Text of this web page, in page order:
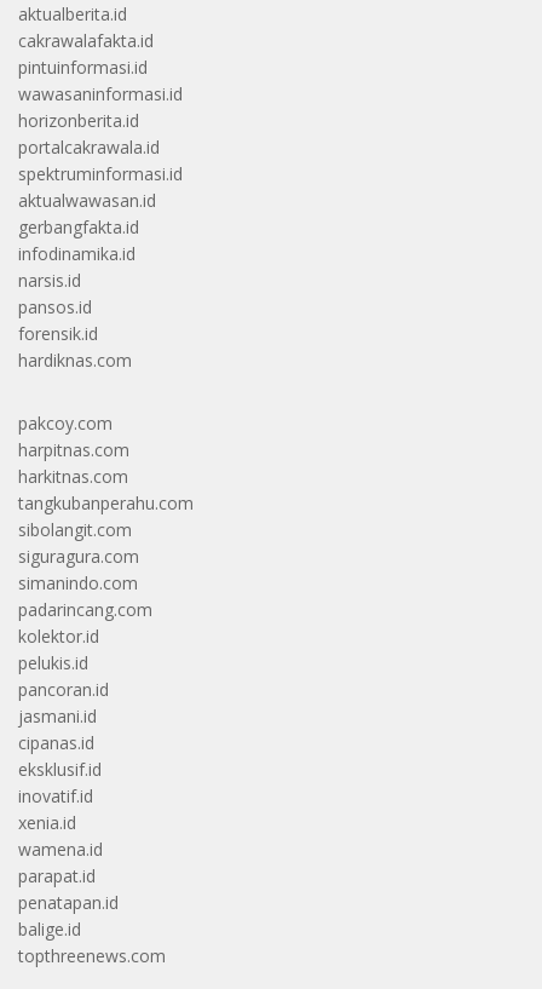
aktualberita.id
cakrawalafakta.id
pintuinformasi.id
wawasaninformasi.id
horizonberita.id
portalcakrawala.id
spektruminformasi.id
aktualwawasan.id
gerbangfakta.id
infodinamika.id
narsis.id
pansos.id
forensik.id
hardiknas.com
pakcoy.com
harpitnas.com
harkitnas.com
tangkubanperahu.com
sibolangit.com
siguragura.com
simanindo.com
padarincang.com
kolektor.id
pelukis.id
pancoran.id
jasmani.id
cipanas.id
eksklusif.id
inovatif.id
xenia.id
wamena.id
parapat.id
penatapan.id
balige.id
topthreenews.com